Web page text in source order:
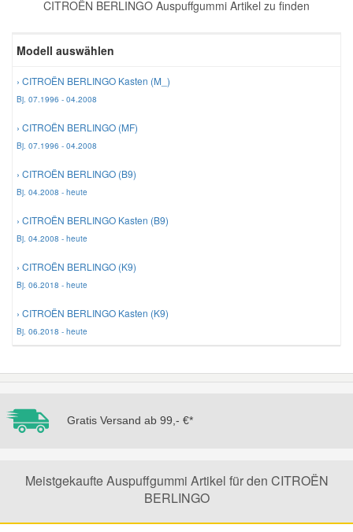
CITROËN BERLINGO Auspuffgummi Artikel zu finden
Modell auswählen
› CITROËN BERLINGO Kasten (M_)
Bj. 07.1996 - 04.2008
› CITROËN BERLINGO (MF)
Bj. 07.1996 - 04.2008
› CITROËN BERLINGO (B9)
Bj. 04.2008 - heute
› CITROËN BERLINGO Kasten (B9)
Bj. 04.2008 - heute
› CITROËN BERLINGO (K9)
Bj. 06.2018 - heute
› CITROËN BERLINGO Kasten (K9)
Bj. 06.2018 - heute
Gratis Versand ab 99,- €*
Meistgekaufte Auspuffgummi Artikel für den CITROËN
BERLINGO
Zündanlage und Glühanlage
Daihatsu Ersatzteile
Lancia Ersatzteile
Mazda Ersatzteile
Mercedes Ersatzteile
Mini Ersatzteile
Mitsubishi Ersatzteile